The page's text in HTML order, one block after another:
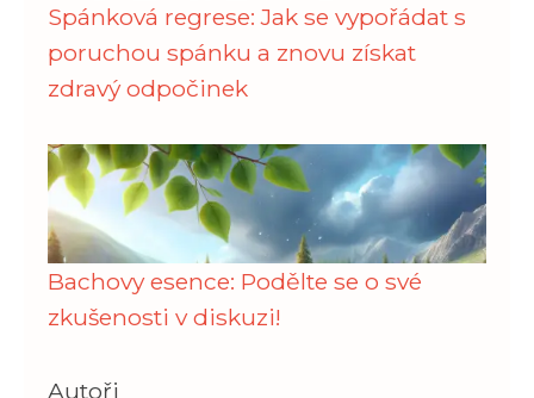
Spánková regrese: Jak se vypořádat s
poruchou spánku a znovu získat
zdravý odpočinek
Bachovy esence: Podělte se o své
zkušenosti v diskuzi!
Autoři